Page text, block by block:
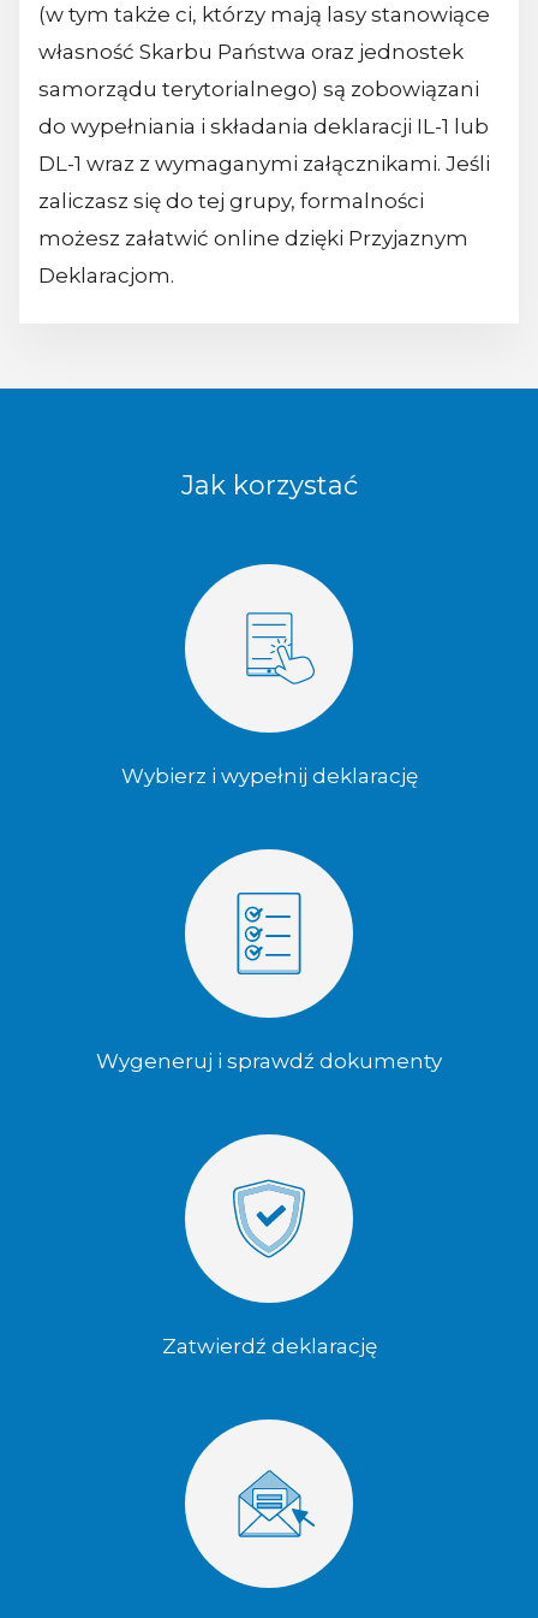
(w tym także ci, którzy mają lasy stanowiące
własność Skarbu Państwa oraz jednostek
samorządu terytorialnego) są zobowiązani
do wypełniania i składania deklaracji IL-1 lub
DL-1 wraz z wymaganymi załącznikami. Jeśli
zaliczasz się do tej grupy, formalności
możesz załatwić online dzięki Przyjaznym
Deklaracjom.
Jak korzystać
Wybierz i wypełnij deklarację
Wygeneruj i sprawdź dokumenty
Zatwierdź deklarację